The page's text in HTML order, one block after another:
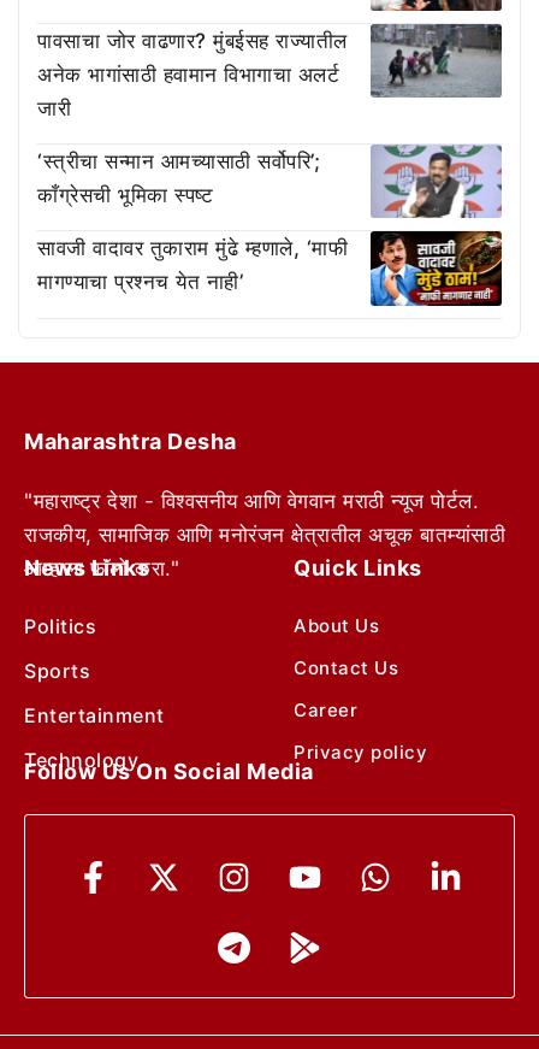
पावसाचा जोर वाढणार? मुंबईसह राज्यातील
अनेक भागांसाठी हवामान विभागाचा अलर्ट
जारी
‘स्त्रीचा सन्मान आमच्यासाठी सर्वोपरि’;
काँग्रेसची भूमिका स्पष्ट
सावजी वादावर तुकाराम मुंढे म्हणाले, ‘माफी
मागण्याचा प्रश्नच येत नाही’
Maharashtra Desha
"महाराष्ट्र देशा - विश्वसनीय आणि वेगवान मराठी न्यूज पोर्टल.
राजकीय, सामाजिक आणि मनोरंजन क्षेत्रातील अचूक बातम्यांसाठी
आम्हाला फॉलो करा."
News Links
Politics
Sports
Entertainment
Technology
Quick Links
About Us
Contact Us
Career
Privacy policy
Follow Us On Social Media